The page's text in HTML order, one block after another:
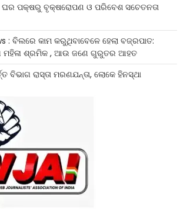
ଘର ପକ୍ଷରୁ ବୃକ୍ଷରୋପଣ ଓ ପରିବେଶ ସଚେତନତା
: ବିଲରେ କାମ କରୁଥିବାବେଳେ ହେଲା ବଜ୍ରପାତ:
ମହିଳା ଶ୍ରମିକ , ଆଉ ଜଣେ ଗୁରୁତର ଆହତ
ବିଭାଗ ରାସ୍ତା ମରଣଯନ୍ତା, ଲୋକେ ହିନସ୍ଥା